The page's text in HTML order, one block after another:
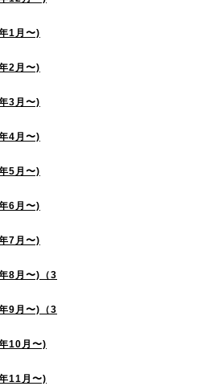
1月〜)
2月〜)
3月〜)
4月〜)
5月〜)
6月〜)
7月〜)
8月〜)（3
9月〜)（3
10月〜)
11月〜)